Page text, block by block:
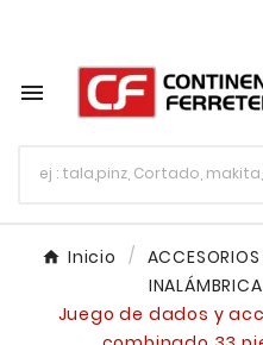

Inicio
ACCESORIOS
INALÁMBRICA
Juego de dados y